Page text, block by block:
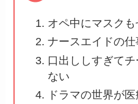
オペ中にマスクも
ナースエイドの
口出ししすぎて
ない
ドラマの世界が